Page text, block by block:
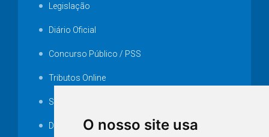
O nosso site usa
Legislação
Diário Oficial
Concurso Público / PSS
Tributos Online
Serviços ISS-E
Decretos